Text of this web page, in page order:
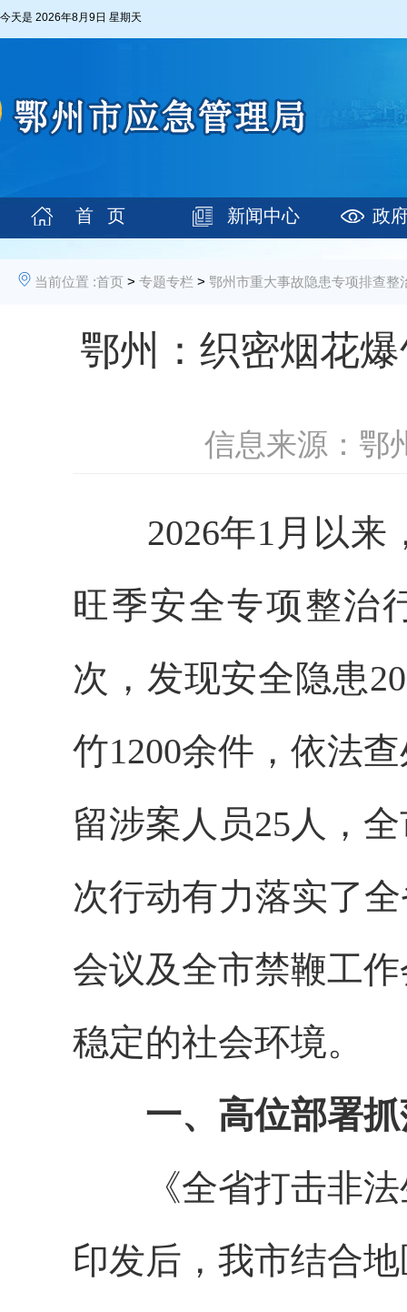
今天是 2026年8月9日 星期天
首 页 新闻中心 政
当前位置 :首页 > 专题专栏 > 鄂州市重大事故隐患专项排查整
鄂州：织密烟花
信息来源：鄂
2026年1月以来
旺季安全专项整治
次，发现安全隐患
竹1200余件，依法
留涉案人员25人，
次行动有力落实了
会议及全市禁鞭工
稳定的社会环境。
一、高位部署
《全省打击非法
印发后，我市结合